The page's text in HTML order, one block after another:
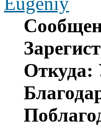
Откуда: